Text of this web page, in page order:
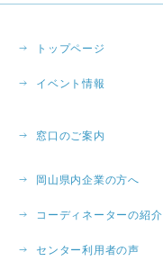
トップページ
イベント情報
窓口のご案内
岡山県内企業の方へ
コーディネーターの紹介
センター利用者の声